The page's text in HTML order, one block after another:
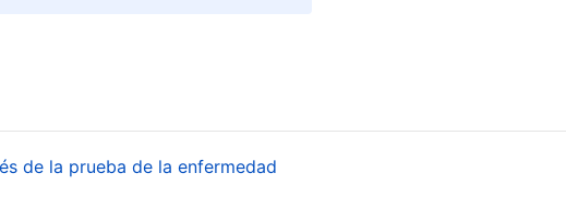
del capítulo y del versículo. Los hermanos y hermanas
las iglesias en secciones o la promoción de líderes de
de la prueba de la enfermedad